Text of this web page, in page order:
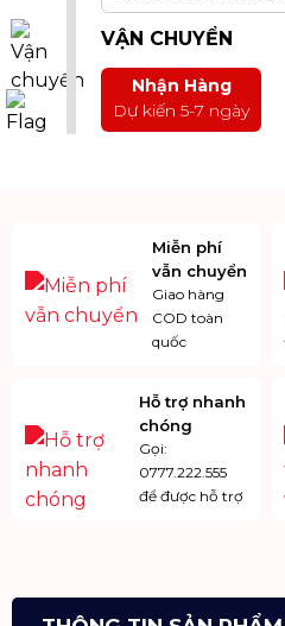
VẬN CHUYỂN
Nhận Hàng
Dự kiến 5-7 ngày
Miễn phí
vẫn chuyển
Giao hàng
COD toàn
quốc
Hỗ trợ nhanh
chóng
Gọi:
0777.222.555
để được hỗ trợ